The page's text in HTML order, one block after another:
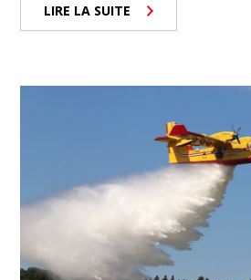
LIRE LA SUITE